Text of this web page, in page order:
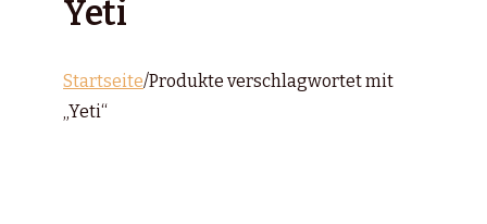
Yeti
Startseite/Produkte verschlagwortet mit
„Yeti“